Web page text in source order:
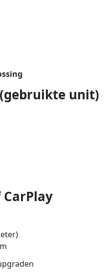
(gebruikte unit)
CarPlay